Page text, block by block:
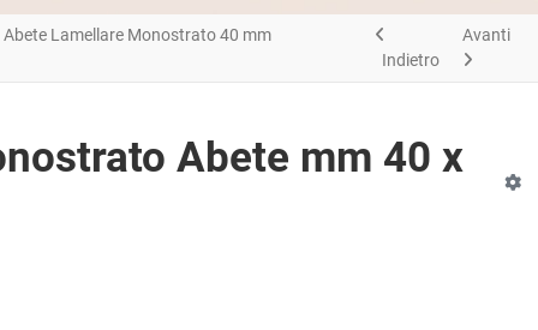
Abete Lamellare Monostrato 40 mm
Indietro
Avanti
Abete mm 40 x